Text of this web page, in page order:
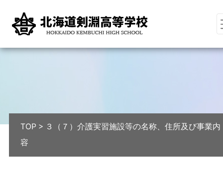
TOP > ３（７）介護実習施設等の名称、住所及び事業内
容